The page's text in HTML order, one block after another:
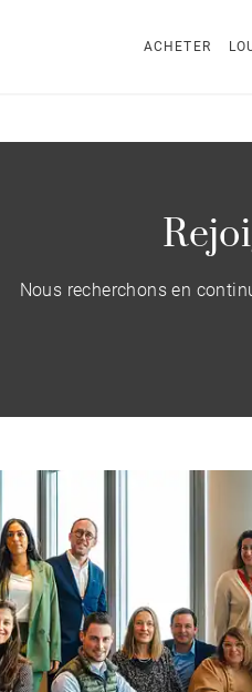
ACHETER
Nous recherchons en